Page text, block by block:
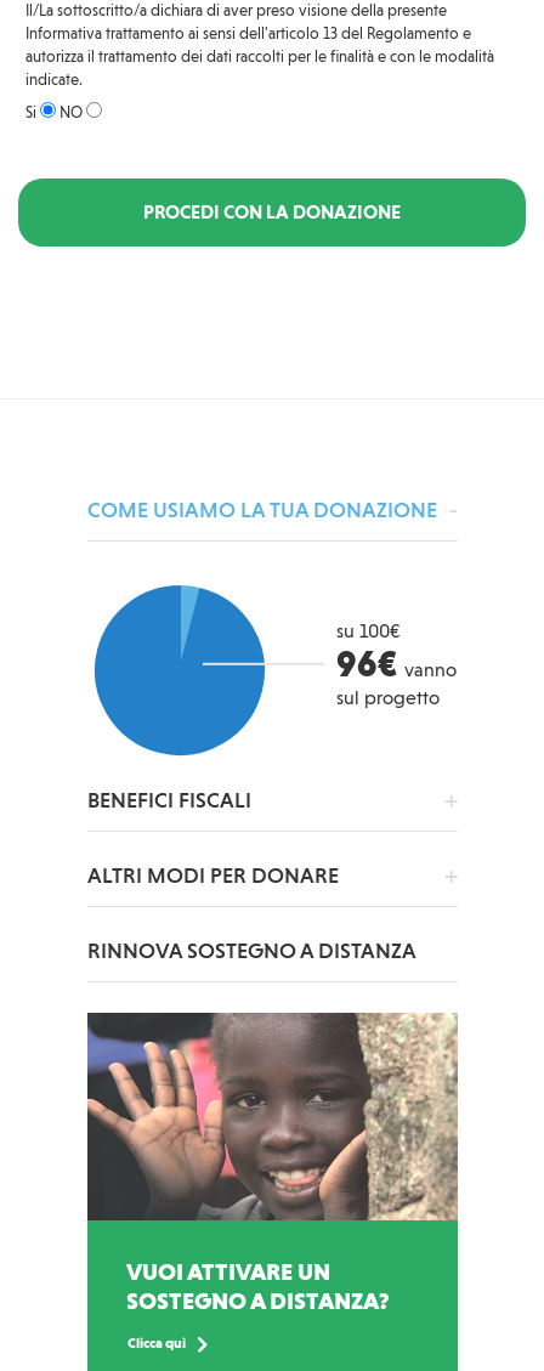
Il/La sottoscritto/a dichiara di aver preso visione della presente
Informativa trattamento ai sensi dell'articolo 13 del Regolamento e
autorizza il trattamento dei dati raccolti per le finalità e con le modalità
indicate.
Si
NO
PROCEDI CON LA DONAZIONE
COME USIAMO LA TUA DONAZIONE
su 100€
96€ vanno
sul progetto
BENEFICI FISCALI
ALTRI MODI PER DONARE
RINNOVA SOSTEGNO A DISTANZA
VUOI ATTIVARE UN
SOSTEGNO A DISTANZA?
Clicca qui